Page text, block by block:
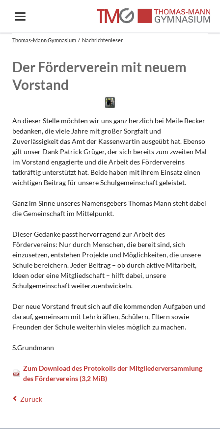
Thomas-Mann Gymnasium Nachrichtenleser
Der Förderverein mit neuem
Vorstand
An dieser Stelle möchten wir uns ganz herzlich bei Meile Becker
bedanken, die viele Jahre mit großer Sorgfalt und
Zuverlässigkeit das Amt der Kassenwartin ausgeübt hat. Ebenso
gilt unser Dank Patrick Grüger, der sich bereits zum zweiten Mal
im Vorstand engagierte und die Arbeit des Fördervereins
tatkräftig unterstützt hat. Beide haben mit ihrem Einsatz einen
wichtigen Beitrag für unsere Schulgemeinschaft geleistet.
Ganz im Sinne unseres Namensgebers Thomas Mann steht dabei
die Gemeinschaft im Mittelpunkt.
Dieser Gedanke passt hervorragend zur Arbeit des
Fördervereins: Nur durch Menschen, die bereit sind, sich
einzusetzen, entstehen Projekte und Möglichkeiten, die unsere
Schule bereichern. Jeder Beitrag – ob durch aktive Mitarbeit,
Ideen oder eine Mitgliedschaft – hilft dabei, unsere
Schulgemeinschaft weiterzuentwickeln.
Der neue Vorstand freut sich auf die kommenden Aufgaben und
darauf, gemeinsam mit Lehrkräften, Schülern, Eltern sowie
Freunden der Schule weiterhin vieles möglich zu machen.
S.Grundmann
Zum Download des Protokolls der Mitgliederversammlung
des Fördervereins(3,2 MiB)
Zurück